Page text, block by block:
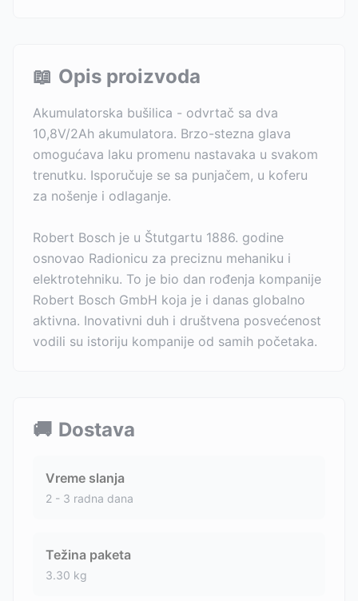
📖 Opis proizvoda
Akumulatorska bušilica - odvrtač sa dva
10,8V/2Ah akumulatora. Brzo-stezna glava
omogućava laku promenu nastavaka u svakom
trenutku. Isporučuje se sa punjačem, u koferu
za nošenje i odlaganje.
Robert Bosch je u Štutgartu 1886. godine
osnovao Radionicu za preciznu mehaniku i
elektrotehniku. To je bio dan rođenja kompanije
Robert Bosch GmbH koja je i danas globalno
aktivna. Inovativni duh i društvena posvećenost
vodili su istoriju kompanije od samih početaka.
🚚 Dostava
Vreme slanja
2 - 3 radna dana
Težina paketa
3.30 kg